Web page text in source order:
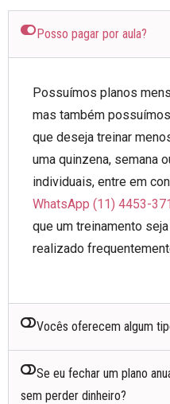
Posso pagar por aula?
Possuímos planos
mas também
que deseja treinar
uma quinzena, semana
individuais, entre em
WhatsApp (11) 4453-
que um treinamento
realizado
Vocês oferecem algum
Se eu fechar um plano
sem perder dinheiro?